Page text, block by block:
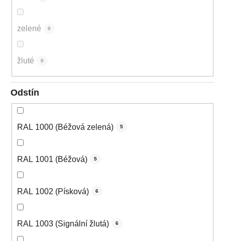
zelené 0
žluté 0
Odstín
RAL 1000 (Béžová zelená) 5
RAL 1001 (Béžová) 5
RAL 1002 (Písková) 6
RAL 1003 (Signální žlutá) 6